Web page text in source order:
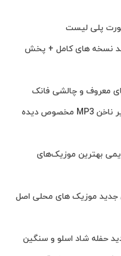
پلی لیست
نسخه های کامل + پخش
معروف و چالشی فانک
دانلود مجموعه آهنگ برای چالش تغییر ناخن MP3 مخصوص دیده
بهترین موزیک‌های
جدید موزیک های محلی اصل
حفله شاد اسلو و سنگین